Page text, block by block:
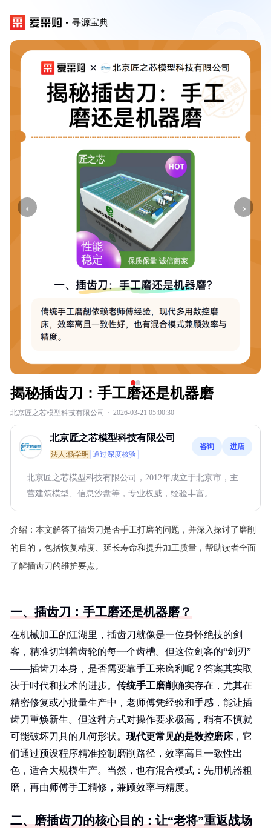
寻源宝典
‹ ›
揭秘插齿刀：手工磨还是机器磨
北京匠之芯模型科技有限公司 · 2026-03-21 05:00:30
北京匠之芯模型科技有限公司
法人:杨学明 通过深度核验
咨询 进店
北京匠之芯模型科技有限公司，2012年成立于北京市，主
营建筑模型、信息沙盘等，专业权威，经验丰富。
介绍： 本文解答了插齿刀是否手工打磨的问题，并深入探讨了磨削
的目的，包括恢复精度、延长寿命和提升加工质量，帮助读者全面
了解插齿刀的维护要点。
一、插齿刀：手工磨还是机器磨？
在机械加工的江湖里，插齿刀就像是一位身怀绝技的剑
客，精准切割着齿轮的每一个齿槽。但这位剑客的“剑刃”
——插齿刀本身，是否需要靠手工来磨利呢？答案其实取
决于时代和技术的进步。 传统手工磨削确实存在，尤其在
精密修复或小批量生产中，老师傅凭经验和手感，能让插
齿刀重焕新生。但这种方式对操作要求极高，稍有不慎就
可能破坏刀具的几何形状。 现代更常见的是数控磨床，它
们通过预设程序精准控制磨削路径，效率高且一致性出
色，适合大规模生产。当然，也有混合模式：先用机器粗
磨，再由师傅手工精修，兼顾效率与精度。
二、磨插齿刀的核心目的：让“老将”重返战场